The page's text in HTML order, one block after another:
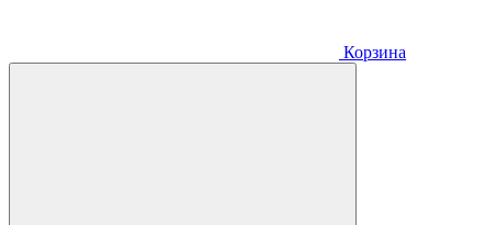
Корзина